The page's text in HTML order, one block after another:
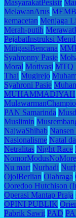
MasyarakatPesisir
MelawanArus
kemacetan Menjaga
Merah-putih
PejabatInstruksi
MitigasiBencana
Syahronny Pasie
Moral Motivasi MTQ
Thai Mugirejo
Syahroni Pasie
MUHAMMADIYAH
PAN Samarinda
Muslimin
NajwaShihab Nansen
Nasionalisme Natal
Netralitas Night Race
NomorModusNoMore
Nu mart Nurhadi
OjolBerlian Olahraga
Ooredoo Hutchison
Operasi Mantap Praja
OPINI PUBLIK
Pabrik Sawit PAD